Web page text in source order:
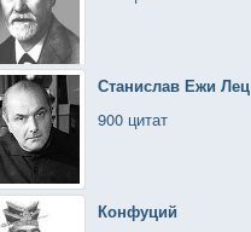
Станислав Ежи Лец
900 цитат
Конфуций